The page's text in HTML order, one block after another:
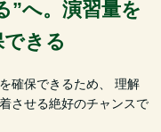
”へ。演習量を
きる
確保できるため、 理解
させる絶好のチャンスで